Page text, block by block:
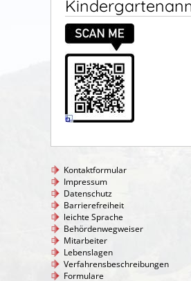
Kontaktformular
Impressum
Datenschutz
Barrierefreiheit
leichte Sprache
Behördenwegweiser
Mitarbeiter
Lebenslagen
Verfahrensbeschreibungen
Formulare